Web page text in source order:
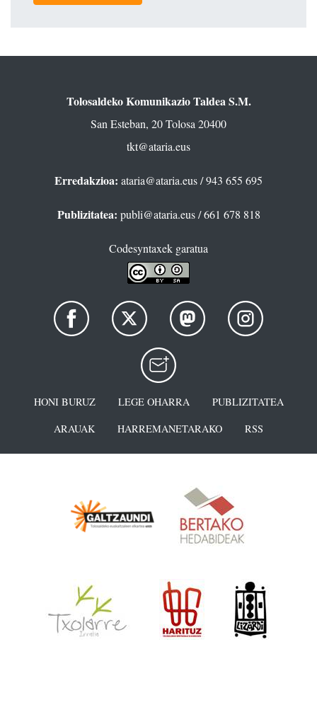
Tolosaldeko Komunikazio Taldea S.M.
San Esteban, 20 Tolosa 20400
tkt@ataria.eus
Erredakzioa: ataria@ataria.eus/ 943 655 695
Publizitatea: publi@ataria.eus/ 661 678 818
Codesyntaxek garatua
HONI BURUZ LEGE OHARRA
PUBLIZITATEA
ARAUAK
HARREMANETARAKO RSS